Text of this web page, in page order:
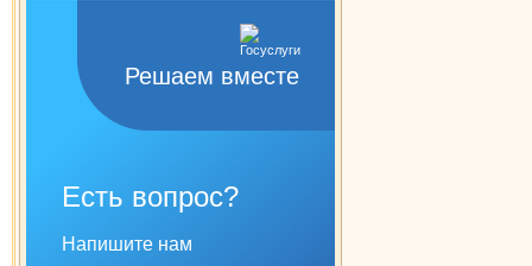
Решаем вместе
Есть вопрос?
Напишите нам